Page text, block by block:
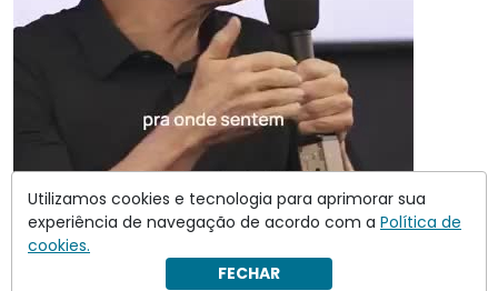
Utilizamos cookies e tecnologia para aprimorar sua
experiência de navegação de acordo com a Política de
cookies.
FECHAR